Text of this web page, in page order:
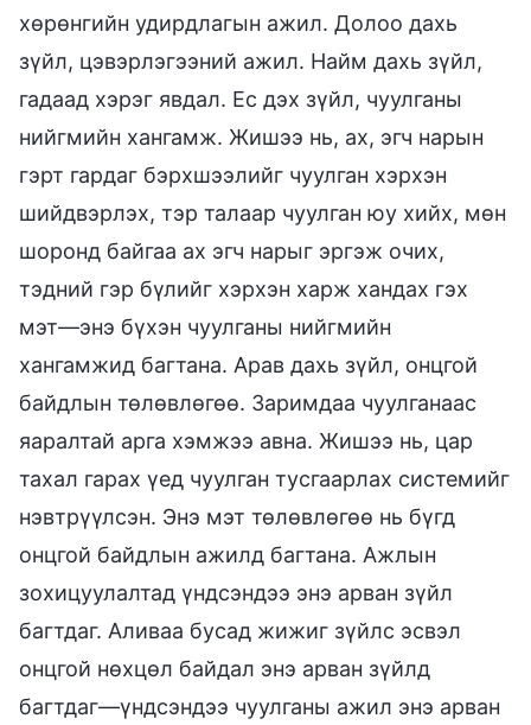
хөрөнгийн удирдлагын ажил. Долоо дахь
зүйл, цэвэрлэгээний ажил. Найм дахь зүйл,
гадаад хэрэг явдал. Ес дэх зүйл, чуулганы
нийгмийн хангамж. Жишээ нь, ах, эгч нарын
гэрт гардаг бэрхшээлийг чуулган хэрхэн
шийдвэрлэх, тэр талаар чуулган юу хийх, мөн
шоронд байгаа ах эгч нарыг эргэж очих,
тэдний гэр бүлийг хэрхэн харж хандах гэх
мэт—энэ бүхэн чуулганы нийгмийн
хангамжид багтана. Арав дахь зүйл, онцгой
байдлын төлөвлөгөө. Заримдаа чуулганаас
яаралтай арга хэмжээ авна. Жишээ нь, цар
тахал гарах үед чуулган тусгаарлах системийг
нэвтрүүлсэн. Энэ мэт төлөвлөгөө нь бүгд
онцгой байдлын ажилд багтана. Ажлын
зохицуулалтад үндсэндээ энэ арван зүйл
багтдаг. Аливаа бусад жижиг зүйлс эсвэл
онцгой нөхцөл байдал энэ арван зүйлд
багтдаг—үндсэндээ чуулганы ажил энэ арван